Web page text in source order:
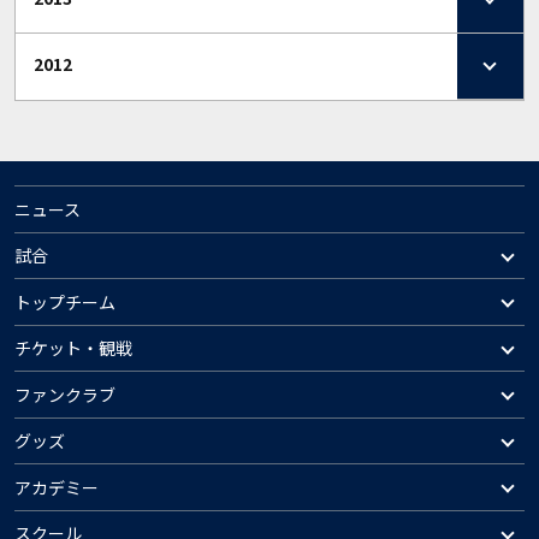
2012
ニュース
試合
トップチーム
チケット・観戦
ファンクラブ
グッズ
アカデミー
スクール